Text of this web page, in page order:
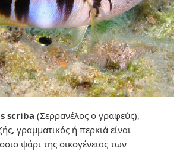
scriba (Σερρανέλος ο γραφεύς),
γραμματικός ή περκιά είναι
ψάρι της οικογένειας των